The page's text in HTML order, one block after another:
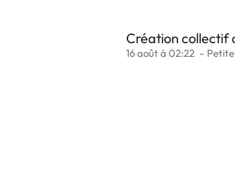
Création collectif
16 août à 02:22